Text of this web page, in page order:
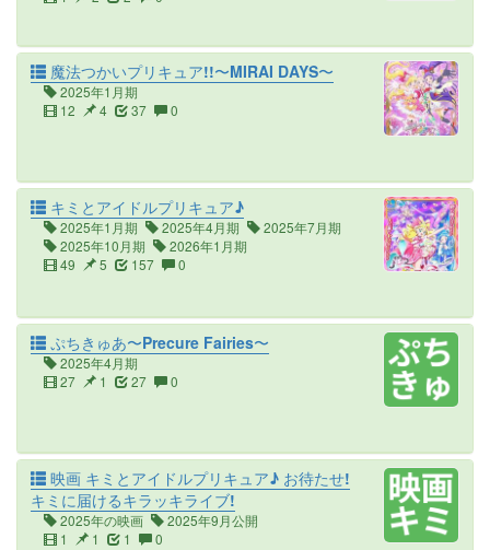
魔法つかいプリキュア!!〜MIRAI DAYS〜
2025年1月期
12
4 37 0
キミとアイドルプリキュア♪
2025年1月期 2025年4月期
2025年7月期
2025年10月期
2026年1月期
49
5 157 0
ぷちきゅあ〜Precure Fairies〜
2025年4月期
27
1 27 0
映画 キミとアイドルプリキュア♪ お待たせ!
キミに届けるキラッキライブ!
2025年の映画
2025年9月公開
1
1 1 0